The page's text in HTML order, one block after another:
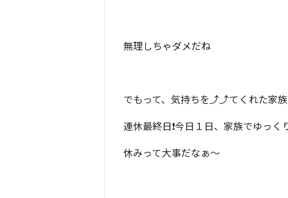
無理しちゃダメだね
でもって、気持ちを⤴⤴てくれた家族
連休最終日❗今日１日、家族でゆっ
休みって大事だなぁ～